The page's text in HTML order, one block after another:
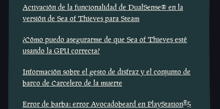
Activación de la funcionalidad de DualSense® en la
versión de Sea of Thieves para Steam
¿Cómo puedo asegurarme de que Sea of Thieves esté
usando la GPU correcta?
Información sobre el gesto de disfraz y el conjunto de
barco de Carcelero de la muerte
Error de barba: error Avocadobeard en PlayStation®5